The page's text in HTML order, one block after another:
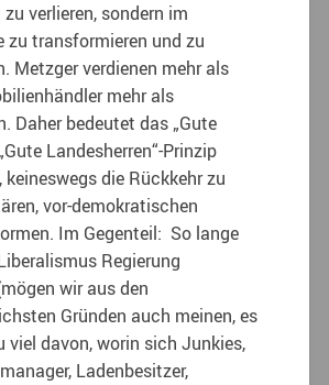
verlieren, sondern im
zu transformieren und zu
Metzger verdienen mehr als
mehr als
Daher bedeutet das „Gute
Landesherren“-Prinzip
die Rückkehr zu
vor-demokratischen
Im Gegenteil: So lange
Regierung
wir aus den
Gründen auch meinen, es
viel davon, worin sich Junkies,
Ladenbesitzer,